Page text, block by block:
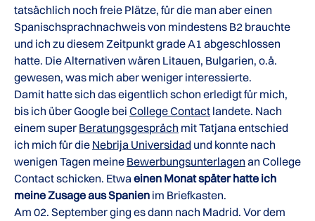
tatsächlich noch freie Plätze, für die man aber einen
Spanischsprachnachweis von mindestens B2 brauchte
und ich zu diesem Zeitpunkt grade A1 abgeschlossen
hatte. Die Alternativen wären Litauen, Bulgarien, o.ä.
gewesen, was mich aber weniger interessierte.
Damit hatte sich das eigentlich schon erledigt für mich,
bis ich über Google bei College Contact landete. Nach
einem super Beratungsgespräch mit Tatjana entschied
ich mich für die Nebrija Universidad und konnte nach
wenigen Tagen meine Bewerbungsunterlagen an College
Contact schicken. Etwaeinen Monat später hatte ich
meine Zusage aus Spanien im Briefkasten.
Am 02. September ging es dann nach Madrid. Vor dem